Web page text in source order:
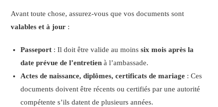
Avant toute chose, assurez-vous que vos documents sont
valables et à jour :
Passeport : Il doit être valide au moinssix mois après la
date prévue de l’entretien à l’ambassade.
Actes de naissance, diplômes, certificats de mariage : Ces
documents doivent être récents ou certifiés par une autorité
compétente s’ils datent de plusieurs années.